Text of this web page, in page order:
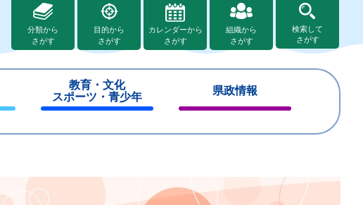
分類から
さがす
目的から
さがす
カレンダーから
さがす
組織から
さがす
検索して
さがす
教育・文化
スポーツ・青少年
じ
県政情報
じ